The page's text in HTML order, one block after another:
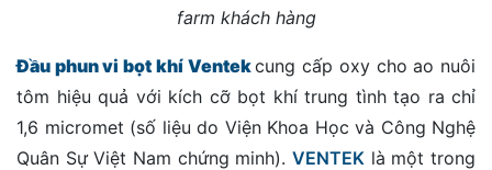
farm khách hàng
Đầu phun vi bọt khí Ventekcung cấp oxy cho ao nuôi
tôm hiệu quả với kích cỡ bọt khí trung tình tạo ra chỉ
1,6 micromet (số liệu do Viện Khoa Học và Công Nghệ
Quân Sự Việt Nam chứng minh). VENTEK là một trong